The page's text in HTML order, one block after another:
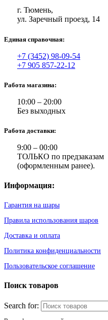
г. Тюмень,
ул. Заречный проезд, 14
Единая справочная:
+7 (3452) 98-09-54
+7 905 857-22-12
Работа магазина:
10:00 – 20:00
Без выходных
Работа доставки:
9:00 – 00:00
ТОЛЬКО по предзаказам
(оформленным ранее).
Информация:
Гарантия на шары
Правила использования шаров
Доставка и оплата
Политика конфиденциальности
Пользовательское соглашение
Поиск товаров
Search for: